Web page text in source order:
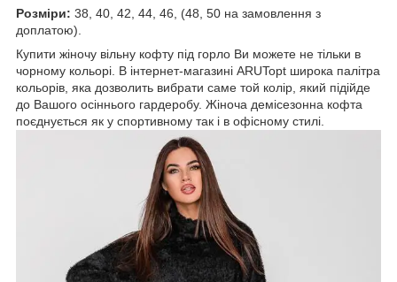
Розміри: 38, 40, 42, 44, 46, (48, 50 на замовлення з
доплатою).
Купити жіночу вільну кофту під горло Ви можете не тільки в
чорному кольорі. В інтернет-магазині ARUTopt широка палітра
кольорів, яка дозволить вибрати саме той колір, який підійде
до Вашого осіннього гардеробу. Жіноча демісезонна кофта
поєднується як у спортивному так і в офісному стилі.